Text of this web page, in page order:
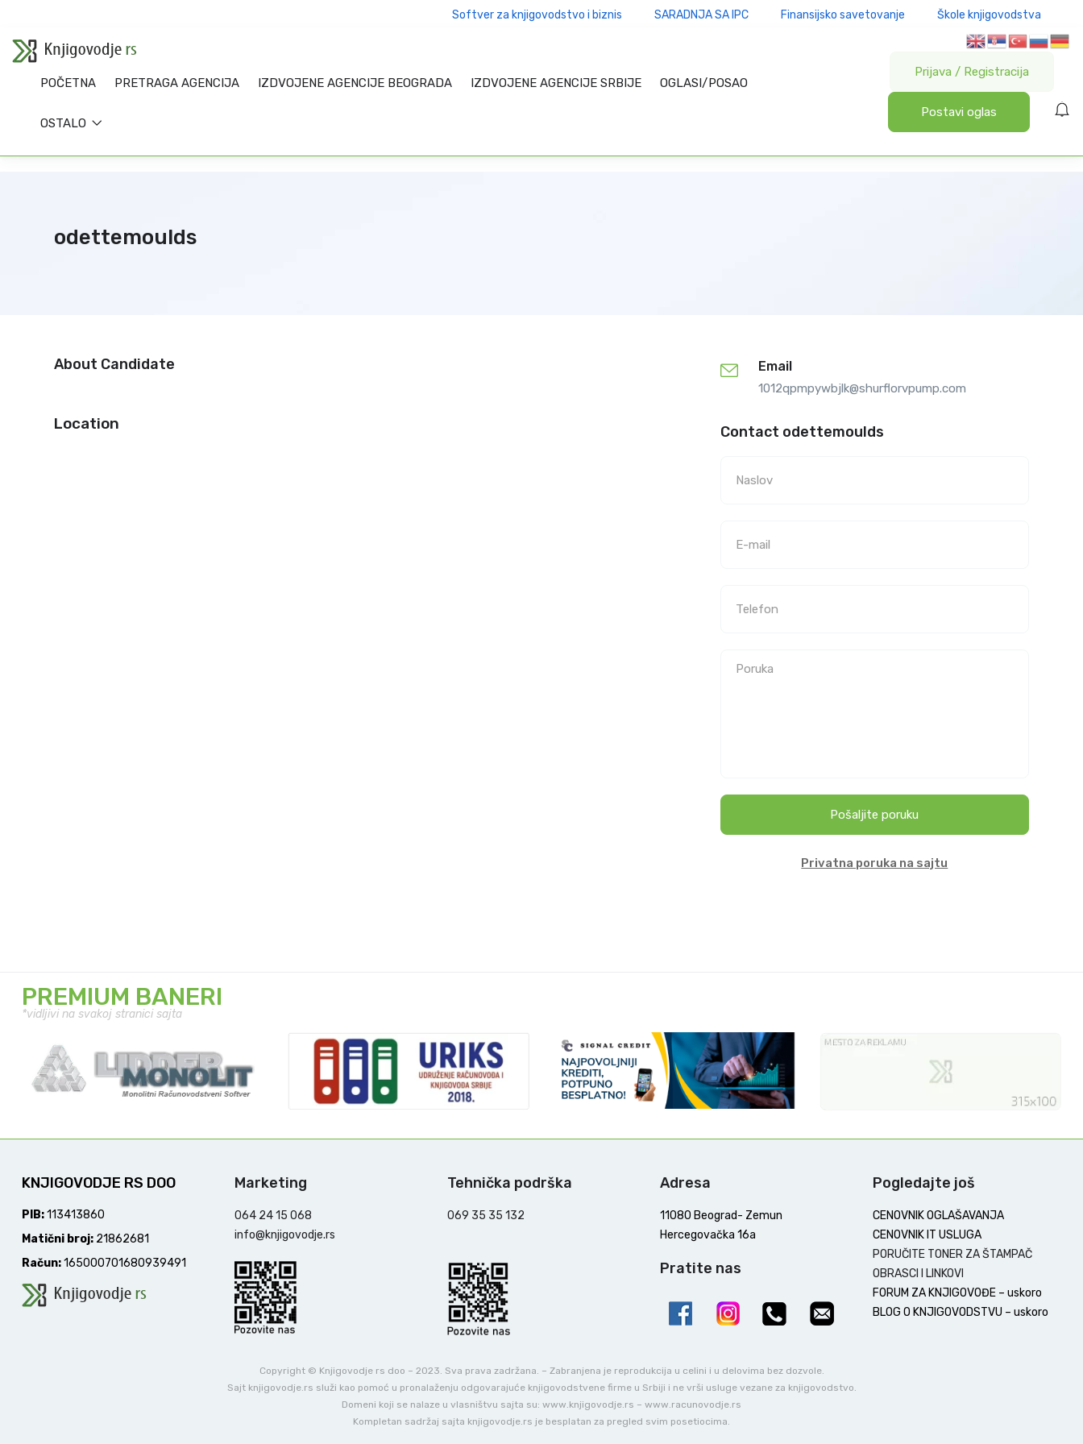
Softver za knjigovodstvo i biznis SARADNJA SA IPC Finansijsko savetovanje Škole knjigovodstva
POČETNA PRETRAGA AGENCIJA IZDVOJENE AGENCIJE BEOGRADA IZDVOJENE AGENCIJE SRBIJE OGLASI/POSAO
OSTALO
Prijava / Registracija
Postavi oglas
odettemoulds
About Candidate
Location
Email
1012qpmpywbjlk@shurflorvpump.com
Contact odettemoulds
Pošaljite poruku
Privatna poruka na sajtu
PREMIUM BANERI
*vidljivi na svakoj stranici sajta
KNJIGOVODJE RS DOO
PIB:113413860
Matični broj: 21862681
Račun:165000701680939491
Marketing
064 24 15 068
info@knjigovodje.rs
Tehnička podrška
069 35 35 132
Adresa
11080 Beograd- Zemun
Hercegovačka 16a
Pratite nas
Pogledajte još
CENOVNIK OGLAŠAVANJA
CENOVNIK IT USLUGA
PORUČITE TONER ZA ŠTAMPAČ
OBRASCI I LINKOVI
FORUM ZA KNJIGOVOĐE – uskoro
BLOG O KNJIGOVODSTVU – uskoro
Copyright © Knjigovodje rs doo – 2023. Sva prava zadržana. – Zabranjena je reprodukcija u celini i u delovima bez dozvole.
Sajt knjigovodje.rs služi kao pomoć u pronalaženju odgovarajuće knjigovodstvene firme u Srbiji i ne vrši usluge vezane za knjigovodstvo.
Domeni koji se nalaze u vlasništvu sajta su: www.knjigovodje.rs – www.racunovodje.rs
Kompletan sadržaj sajta knjigovodje.rs je besplatan za pregled svim posetiocima.